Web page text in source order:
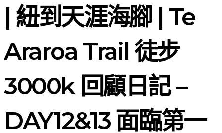
| 紐到天涯海腳 | Te
Araroa Trail 徒步
3000k 回顧日記 –
DAY12&13 面臨第一